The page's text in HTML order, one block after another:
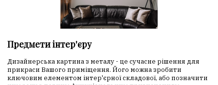
Предмети інтер'єру
Дизайнерська картина з металу - це сучасне рішення для
прикраси Вашого приміщення. Його можна зробити
ключовим елементом інтер'єрної складової, або позначити